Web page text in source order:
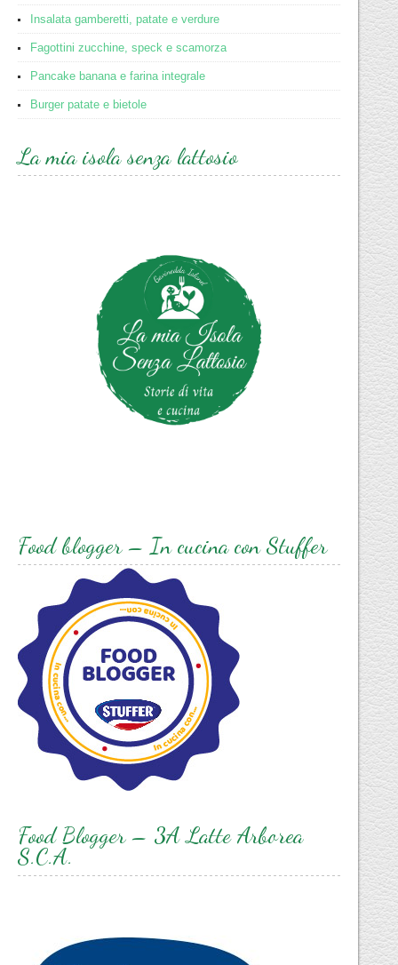
Insalata gamberetti, patate e verdure
Fagottini zucchine, speck e scamorza
Pancake banana e farina integrale
Burger patate e bietole
La mia isola senza lattosio
Food blogger – In cucina con Stuffer
Food Blogger – 3A Latte Arborea
S.C.A.